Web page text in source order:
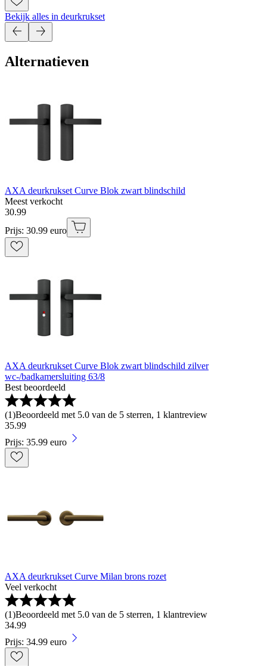
Bekijk alles in deurkrukset
Alternatieven
AXA deurkrukset Curve Blok zwart blindschild
Meest verkocht
30.99
Prijs: 30.99 euro
AXA deurkrukset Curve Blok zwart blindschild zilver
wc-/badkamersluiting 63/8
Best beoordeeld
(1)Beoordeeld met 5.0 van de 5 sterren, 1 klantreview
35.99
Prijs: 35.99 euro
AXA deurkrukset Curve Milan brons rozet
Veel verkocht
(1)Beoordeeld met 5.0 van de 5 sterren, 1 klantreview
34.99
Prijs: 34.99 euro